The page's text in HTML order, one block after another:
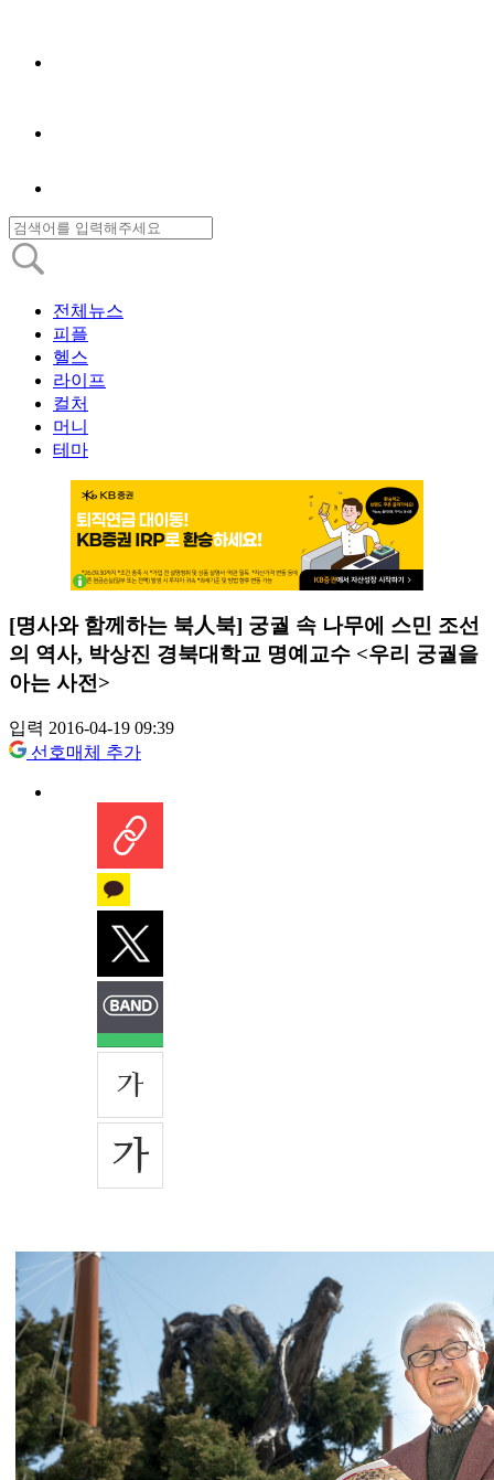
전체뉴스
피플
헬스
라이프
컬처
머니
테마
[명사와 함께하는 북人북] 궁궐 속 나무에 스민 조선
의 역사, 박상진 경북대학교 명예교수 <우리 궁궐을
아는 사전>
입력 2016-04-19 09:39
선호매체 추가